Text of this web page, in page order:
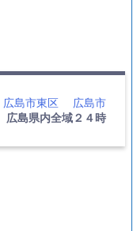
広島市東区
広島市
広島県内全域２４時